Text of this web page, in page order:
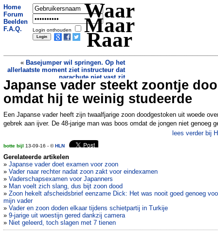
Home
Forum
Beelden
F.A.Q.
Login onthouden
Waar
Maar
Raar
« Basejumper wil springen. Op het
allerlaatste moment ziet instructeur dat
parachute niet vast zit
Man pocht met dure Porsche maar blijft
met rode wangen achter»
Japanse vader steekt zoontje
omdat hij te weinig studeerde
Een Japanse vader heeft zijn twaalfjarige zoon doodgestoken uit woede
gebrek aan ijver. De 48-jarige man was boos omdat de jongen niet genoeg
lees verder bij
botte bijl 13-09-16 - ©HLN
Gerelateerde artikelen
» Japanse vader doet examen voor zoon
» Vader naar rechter nadat zoon zakt voor eindexamen
» Vaderschapsexamen voor Japanners
» Man voelt zich slang, dus bijt zoon dood
» Zoon hekelt afscheidsbrief eenzame Dick: Het was nooit goed genoeg
mijn vader
» Vader en zoon doden elkaar tijdens schietpartij in Turkije
» 9-jarige uit woestijn gered dankzij camera
» Niet geleerd, toch slagen met 7 tienen